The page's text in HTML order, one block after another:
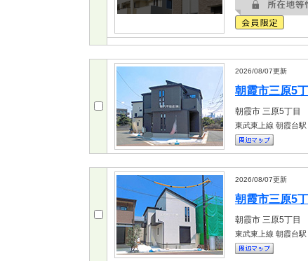
2026/08/07更新
朝霞市三原5
朝霞市 三原5丁目
東武東上線 朝霞台駅
2026/08/07更新
朝霞市三原5
朝霞市 三原5丁目
東武東上線 朝霞台駅